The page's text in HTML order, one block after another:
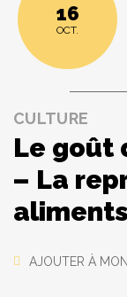
16
OCT.
CULTURE
Le goût
– La
AJOUTER À